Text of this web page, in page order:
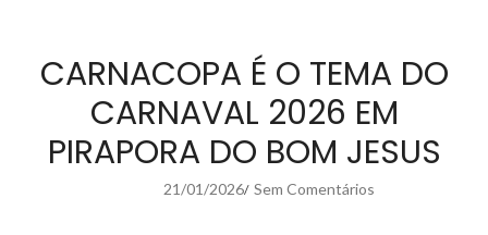
CARNACOPA É O TEMA DO
CARNAVAL 2026 EM
PIRAPORA DO BOM JESUS
21/01/2026/ Sem Comentários